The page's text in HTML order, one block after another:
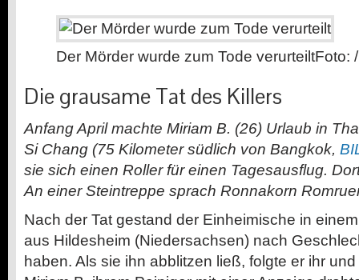
Der Mörder wurde zum Tode verurteiltFoto:
Die grausame Tat des Killers
Anfang April machte Miriam B. (26) Urlaub in
Si Chang (75 Kilometer südlich von Bangkok,
sie sich einen Roller für einen Tagesausflug.
An einer Steintreppe sprach Ronnakorn
Nach der Tat gestand der Einheimische in
aus Hildesheim (Niedersachsen) nach
haben. Als sie ihn abblitzen ließ, folgte er ihr